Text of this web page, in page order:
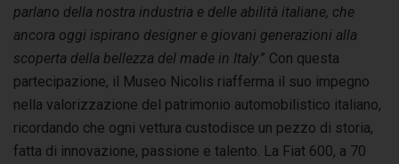
parlano della nostra industria e delle abilità italiane, che
ancora oggi ispirano designer e giovani generazioni alla
scoperta della bellezza del made in Italy.” Con questa
partecipazione, il Museo Nicolis riafferma il suo impegno
nella valorizzazione del patrimonio automobilistico italiano,
ricordando che ogni vettura custodisce un pezzo di storia,
fatta di innovazione, passione e talento. La Fiat 600, a 70